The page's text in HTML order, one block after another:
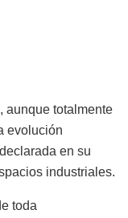
aunque totalmente
evolución
en su
industriales.
toda